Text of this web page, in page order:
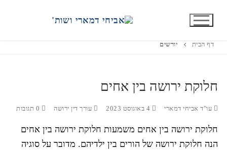
תגית:
דף הבית יורשים
חלוקת ירושה בין אחים
עו"ד אביחי דמארי 4 באוגוסט 2023 עורך דין ירושה
חלוקת ירושה בין אחים משמעות חלוקת ירושה בין אחים
הנה חלוקת ירושה של הורים בין ילדיהם. מדובר על סוגיה